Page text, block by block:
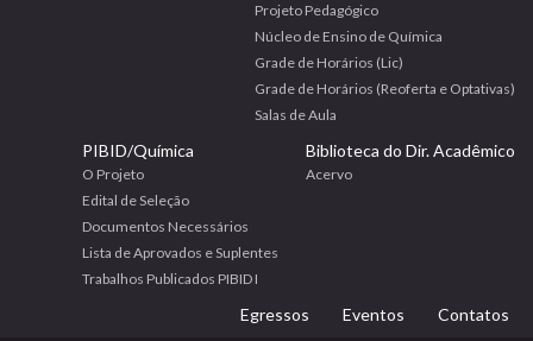
Projeto Pedagógico
Núcleo de Ensino de Química
Grade de Horários (Lic)
Grade de Horários (Reoferta e Optativas)
Salas de Aula
PIBID/Química
O Projeto
Edital de Seleção
Documentos Necessários
Lista de Aprovados e Suplentes
Trabalhos Publicados PIBID I
Biblioteca do Dir. Acadêmico
Acervo
Egressos Eventos Contatos